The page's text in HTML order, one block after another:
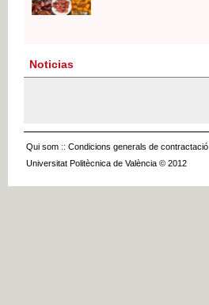
Noticias
Qui som :: Condicions generals de contractació
Universitat Politècnica de València © 2012